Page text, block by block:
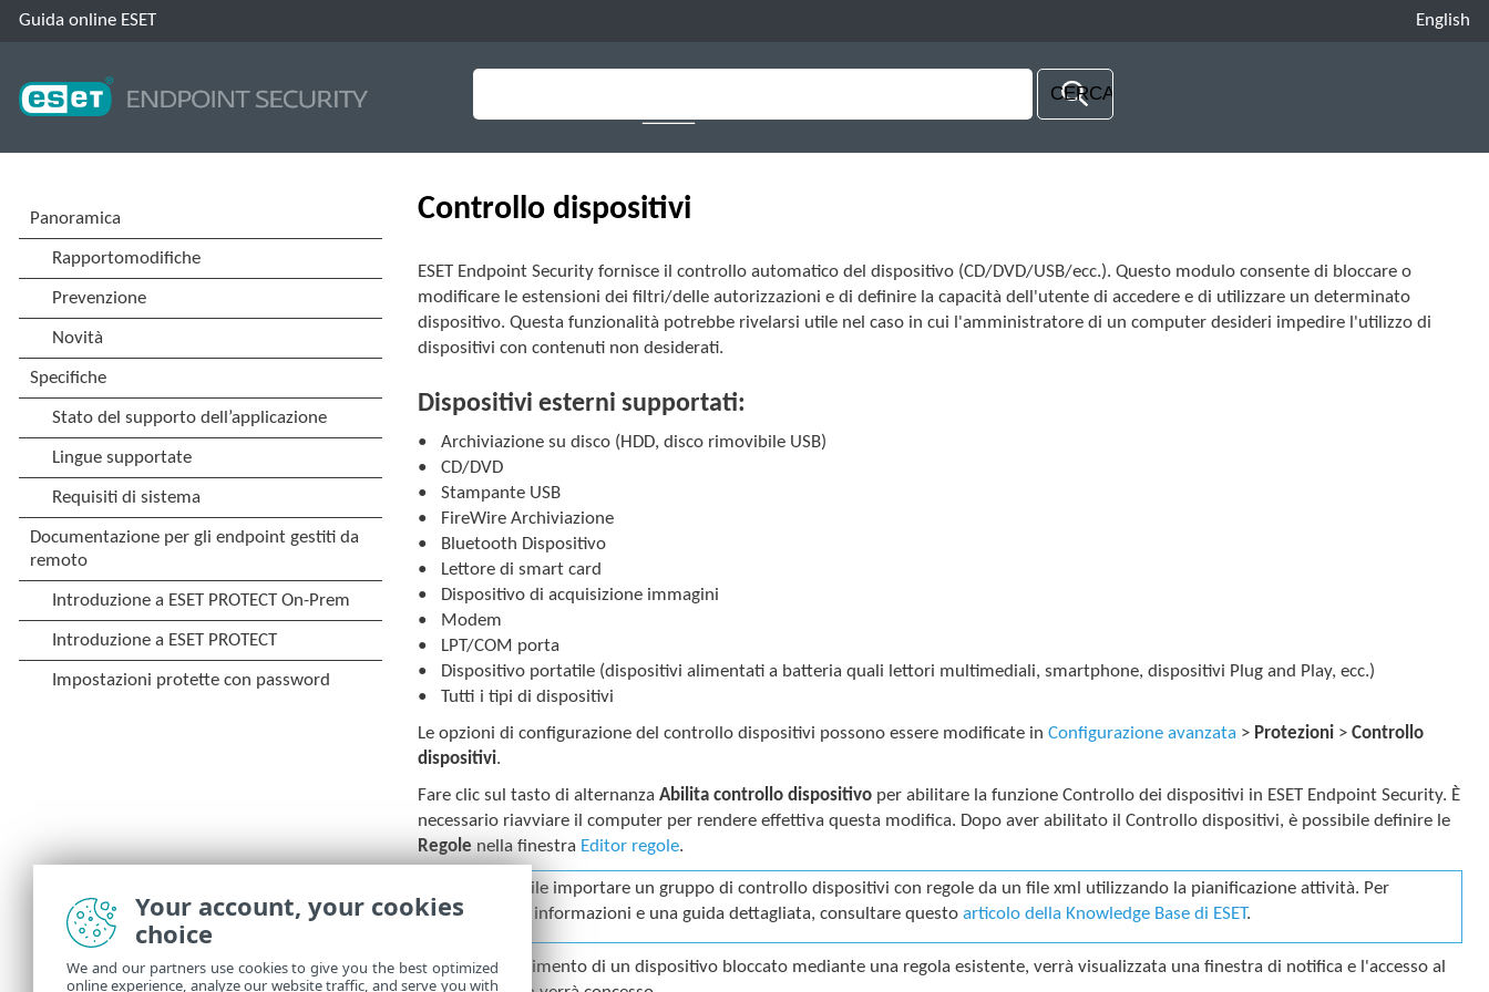
Guida online ESET English
Controllo dispositivi
ESET Endpoint Security fornisce il controllo automatico del dispositivo (CD/DVD/USB/ecc.). Questo modulo consente di bloccare o
modificare le estensioni dei filtri/delle autorizzazioni e di definire la capacità dell'utente di accedere e di utilizzare un determinato
dispositivo. Questa funzionalità potrebbe rivelarsi utile nel caso in cui l'amministratore di un computer desideri impedire l'utilizzo di
dispositivi con contenuti non desiderati.
Dispositivi esterni supportati:
Archiviazione su disco (HDD, disco rimovibile USB)
CD/DVD
Stampante USB
FireWire Archiviazione
Bluetooth Dispositivo
Lettore di smart card
Dispositivo di acquisizione immagini
Modem
LPT/COM porta
Dispositivo portatile (dispositivi alimentati a batteria quali lettori multimediali, smartphone, dispositivi Plug and Play, ecc.)
Tutti i tipi di dispositivi
Le opzioni di configurazione del controllo dispositivi possono essere modificate inConfigurazione avanzata > Protezioni >Controllo
dispositivi.
Fare clic sul tasto di alternanzaAbilita controllo dispositivo per abilitare la funzione Controllo dei dispositivi in ESET Endpoint Security. È
necessario riavviare il computer per rendere effettiva questa modifica. Dopo aver abilitato il Controllo dispositivi, è possibile definire le
Regole nella finestra Editor regole.
È possibile importare un gruppo di controllo dispositivi con regole da un file xml utilizzando la pianificazione attività. Per
ulteriori informazioni e una guida dettagliata, consultare questoarticolo della Knowledge Base di ESET.
In caso di inserimento di un dispositivo bloccato mediante una regola esistente, verrà visualizzata una finestra di notifica e l'accesso al
Your account, your cookies
choice
We and our partners use cookies to give you the best optimized
online experience, analyze our website traffic, and serve you with